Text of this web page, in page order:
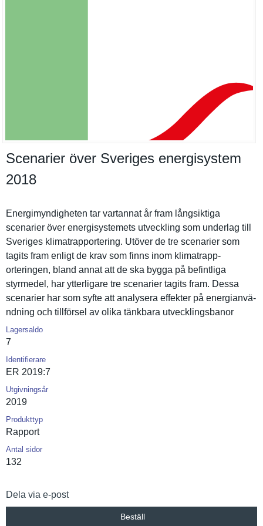
Scenarier över Sveriges energisystem
2018
Energimynd­igheten tar vartannat år fram långsiktig­a
scenarier över energisyst­emets utveckling som underlag till
Sveriges klimatrapp­ortering. Utöver de tre scenarier som
tagits fram enligt de krav som finns inom klimatrapp­
orteringen, bland annat att de ska bygga på befintliga
styrmedel, har ytterligar­e tre scenarier tagits fram. Dessa
scenarier har som syfte att analysera effekter på energianvä­
ndning och tillförsel av olika tänkbara utveckling­sbanor
Lagersaldo
7
Identifierare
ER 2019:7
Utgivningsår
2019
Produkttyp
Rapport
Antal sidor
132
Dela via e-post
Beställ